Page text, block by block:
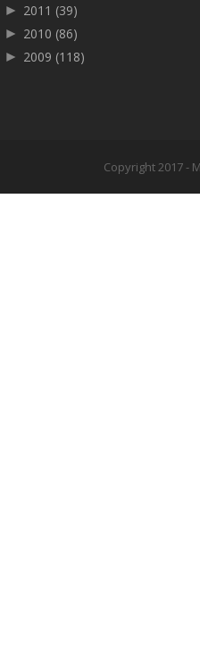
► 2011 (39)
► 2010 (86)
► 2009 (118)
Copyright 2017 -